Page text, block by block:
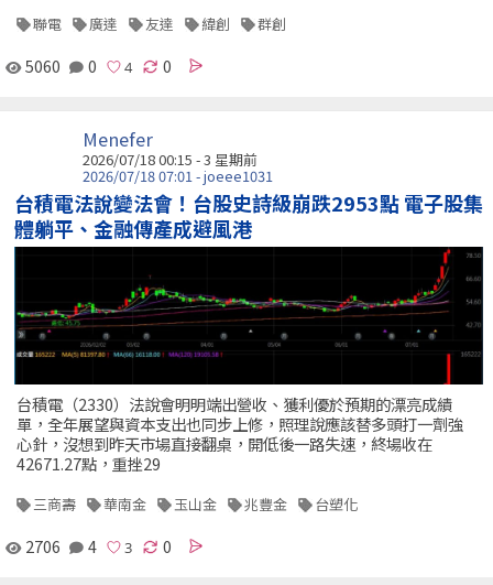
聯電 廣達 友達 緯創 群創
5060 0 0
Menefer
2026/07/18 00:15 - 3 星期前
2026/07/18 07:01 - joeee1031
台積電法說變法會！台股史詩級崩跌2953點 電子股集
體躺平、金融傳產成避風港
台積電（2330）法說會明明端出營收、獲利優於預期的漂亮成績
單，全年展望與資本支出也同步上修，照理說應該替多頭打一劑強
心針，沒想到昨天市場直接翻桌，開低後一路失速，終場收在
42671.27點，重挫29
三商壽 華南金 玉山金 兆豐金 台塑化
2706 4 0